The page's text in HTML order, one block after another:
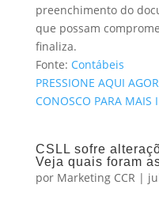
preenchimento do
que possam
finaliza.
Fonte: Contábeis
PRESSIONE AQUI
CONOSCO PARA MAIS
CSLL sofre
Veja quais foram
por Marketing CCR |